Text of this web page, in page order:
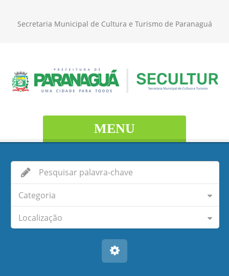
Secretaria Municipal de Cultura e Turismo de Paranaguá
MENU
Categoria
Localização